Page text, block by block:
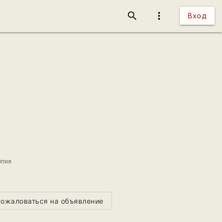
more_vert Вход
search
на объявление